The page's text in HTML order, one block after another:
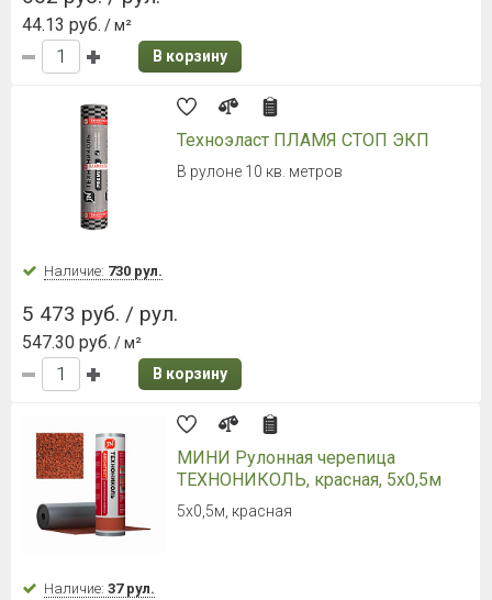
44.13 руб. / м²
В корзину
Техноэласт ПЛАМЯ СТОП ЭКП
В рулоне 10 кв. метров
Наличие: 730 рул.
5 473 руб. / рул.
547.30 руб. / м²
В корзину
МИНИ Рулонная черепица
ТЕХНОНИКОЛЬ, красная, 5х0,5м
5х0,5м, красная
Наличие: 37 рул.